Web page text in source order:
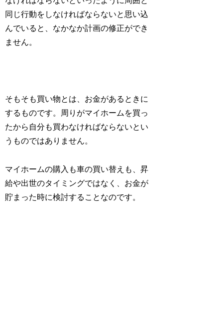
同じ行動をしなければならないと思い込
んでいると、なかなか計画の修正ができ
ません。
そもそも買い物とは、お金があるときに
するものです。周りがマイホームを買っ
たから自分も買わなければならないとい
うものではありません。
マイホームの購入も車の買い替えも、昇
給や出世のタイミングではなく、お金が
貯まった時に検討することなのです。